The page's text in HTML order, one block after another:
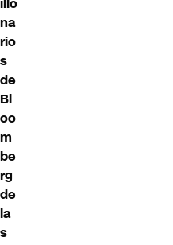
na
rio
s
de
Bl
oo
m
be
rg
de
la
s